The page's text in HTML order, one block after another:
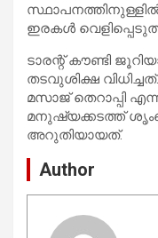
സ്ഥാപനത്തിനുള്ളിൽ
ഇരകൾ
ടാരന്റ് കൗണ്ടി
തടവുശിക്ഷ വിധിച്ചത്.
മസാജ് തെറാപ്പി
മനുഷ്യക്കടത്ത്
അറുതിയായത്.
Author